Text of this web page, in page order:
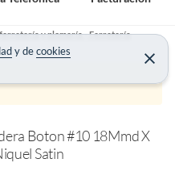
B
a
ydecookies
y plomería - Ferretería
Boton #10 18Mmd X
Satin